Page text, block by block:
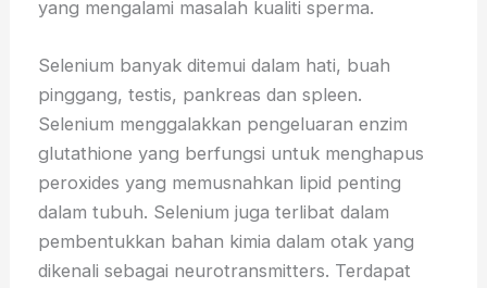
yang mengalami masalah kualiti sperma.
Selenium banyak ditemui dalam hati, buah
pinggang, testis, pankreas dan spleen.
Selenium menggalakkan pengeluaran enzim
glutathione yang berfungsi untuk menghapus
peroxides yang memusnahkan lipid penting
dalam tubuh. Selenium juga terlibat dalam
pembentukkan bahan kimia dalam otak yang
dikenali sebagai neurotransmitters. Terdapat